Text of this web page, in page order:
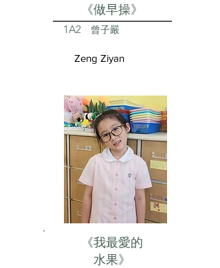
《做早操》
1A2 曾子嚴
Zeng Ziyan
《我最愛的
水果》